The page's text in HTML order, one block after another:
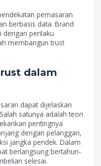
pemasaran
berbasis data. Brand
perilaku
membangun trust
dalam
dapat dijelaskan
satunya adalah teori
pentingnya
dengan pelanggan,
jangka pendek. Dalam
berlangsung bertahun-
selesai.